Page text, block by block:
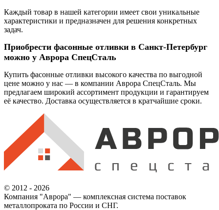
Каждый товар в нашей категории имеет свои уникальные
характеристики и предназначен для решения конкретных
задач.
Приобрести фасонные отливки в Санкт-Петербург
можно у Аврора СпецСталь
Купить фасонные отливки высокого качества по выгодной
цене можно у нас — в компании Аврора СпецСталь. Мы
предлагаем широкий ассортимент продукции и гарантируем
её качество. Доставка осуществляется в кратчайшие сроки.
© 2012 - 2026
Компания "Аврора" — комплексная система поставок
металлопроката по России и СНГ.